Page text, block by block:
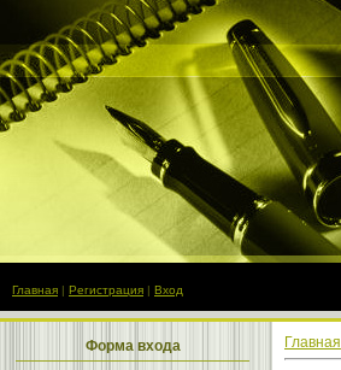
Главная | Регистрация | Вход
Форма входа Главная